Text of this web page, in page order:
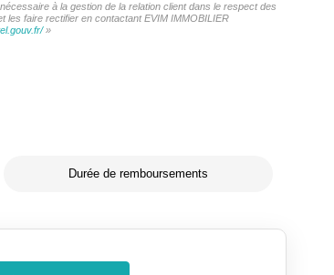
à la gestion de la relation client dans le respect des
les faire rectifier en contactant EVIM IMMOBILIER
»
Durée de remboursements